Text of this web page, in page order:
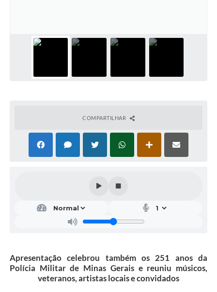
COMPARTILHAR
Apresentação celebrou também os 251 anos da
Polícia Militar de Minas Gerais e reuniu músicos,
veteranos, artistas locais e convidados